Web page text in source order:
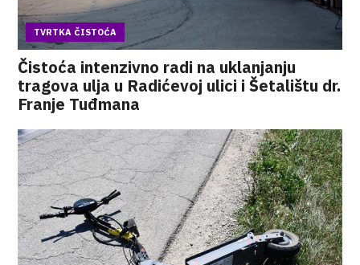
TVRTKA ČISTOĆA
Čistoća intenzivno radi na uklanjanju
tragova ulja u Radićevoj ulici i Šetalištu dr.
Franje Tuđmana